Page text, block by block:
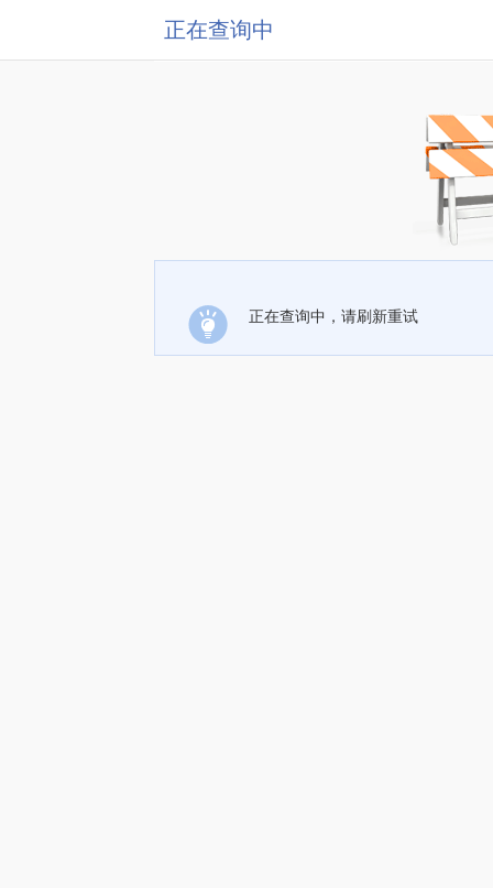
正在查询中
正在查询中，请刷新重试